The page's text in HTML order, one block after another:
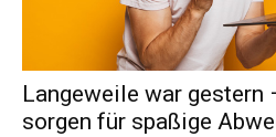
Langeweile war gestern
sorgen für spaßige